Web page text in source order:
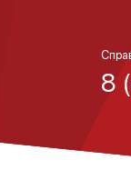
8